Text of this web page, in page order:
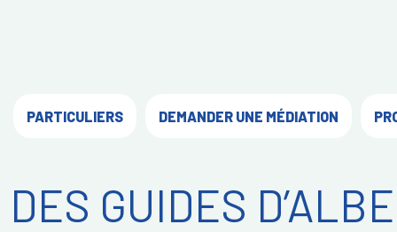
PARTICULIERS DEMANDER UNE MÉDIATION
GUIDES